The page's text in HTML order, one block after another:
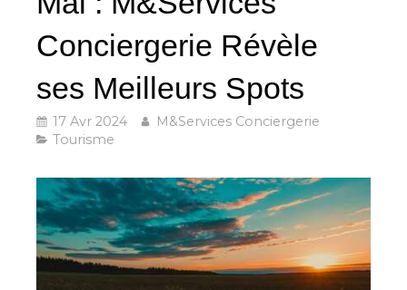
Conciergerie Révèle
ses Meilleurs Spots
17 Avr 2024
M&Services Conciergerie
Tourisme